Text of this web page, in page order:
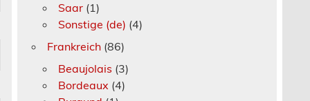
Saar (1)
Sonstige (de) (4)
Frankreich (86)
Beaujolais (3)
Bordeaux (4)